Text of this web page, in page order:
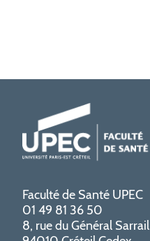
Faculté de Santé UPEC
01 49 81 36 50
8, rue du Général Sarrail